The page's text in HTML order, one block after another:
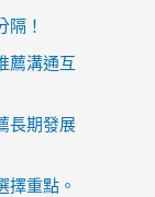
隔！
薦溝通互
長期發展
擇重點。